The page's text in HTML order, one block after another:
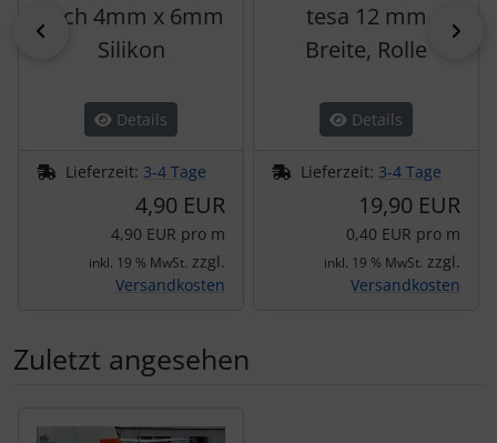
zurück
auch 4mm x 6mm
Silikon
Details
Lieferzeit: 3-4 Tage
4,90 EUR
4,90 EUR pro m
inkl. 19 % MwSt. zzgl.
Versandkosten
tesa 12 mm
Breite, Rolle
Details
Lieferzeit: 3-4 Tage
19,90 EUR
0,40 EUR pro m
inkl. 19 % MwSt. zzgl.
Versandkosten
Zuletzt angesehen